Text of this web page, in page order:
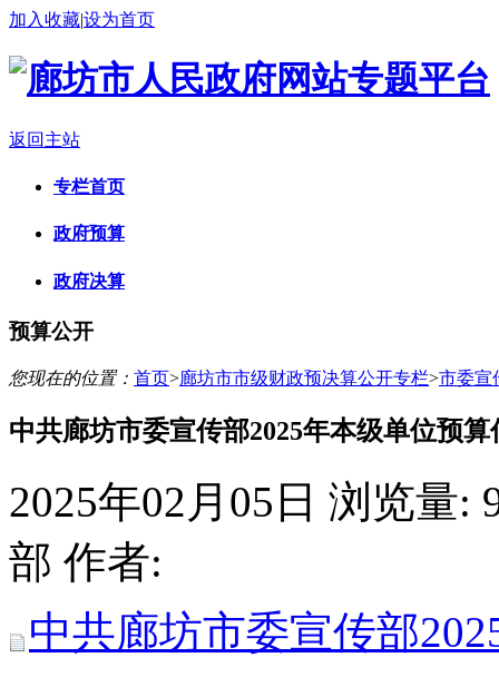
加入收藏|设为首页
返回主站
专栏首页
政府预算
政府决算
预算公开
您现在的位置： 首页>廊坊市市级财政预决算公开专栏>市委宣
中共廊坊市委宣传部2025年本级单位预算
2025年02月05日 浏览量:
部 作者:
中共廊坊市委宣传部